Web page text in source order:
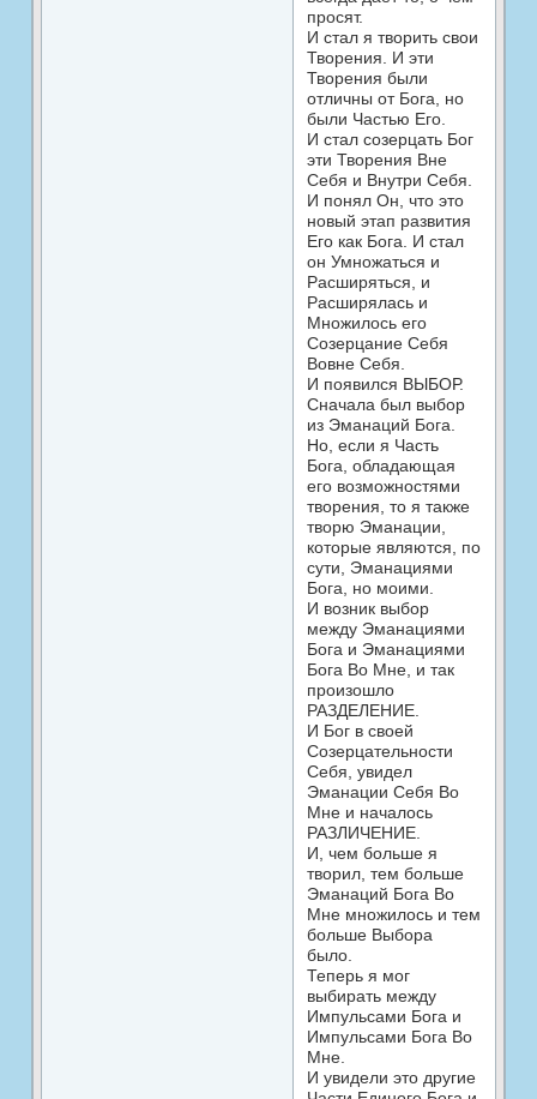
просят.
И стал я творить свои
Творения. И эти
Творения были
отличны от Бога, но
были Частью Его.
И стал созерцать Бог
эти Творения Вне
Себя и Внутри Себя.
И понял Он, что это
новый этап развития
Его как Бога. И стал
он Умножаться и
Расширяться, и
Расширялась и
Множилось его
Созерцание Себя
Вовне Себя.
И появился ВЫБОР.
Сначала был выбор
из Эманаций Бога.
Но, если я Часть
Бога, обладающая
его возможностями
творения, то я также
творю Эманации,
которые являются, по
сути, Эманациями
Бога, но моими.
И возник выбор
между Эманациями
Бога и Эманациями
Бога Во Мне, и так
произошло
РАЗДЕЛЕНИЕ.
И Бог в своей
Созерцательности
Себя, увидел
Эманации Себя Во
Мне и началось
РАЗЛИЧЕНИЕ.
И, чем больше я
творил, тем больше
Эманаций Бога Во
Мне множилось и тем
больше Выбора
было.
Теперь я мог
выбирать между
Импульсами Бога и
Импульсами Бога Во
Мне.
И увидели это другие